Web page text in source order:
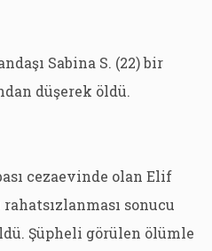
Sabina S. (22) bir
düşerek öldü.
cezaevinde olan Elif
sonucu
Şüpheli görülen ölümle